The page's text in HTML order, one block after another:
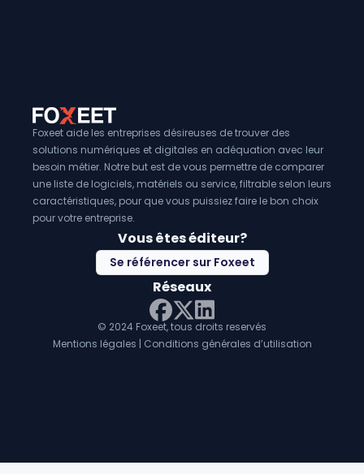
Foxeet aide les entreprises désireuses de trouver des
solutions numériques et digitales en adéquation avec leur
besoin métier. Notre but est de vous permettre de comparer
une liste de logiciels, matériels ou service, filtrable selon leurs
caractéristiques, pour que vous puissiez faire le bon choix
pour votre entreprise.
Vous êtes éditeur?
Se référencer sur Foxeet
Réseaux
Facebook
Twitter X
LinkedIn
© 2024 Foxeet, tous droits reservés
Mentions légales | Conditions générales d’utilisation